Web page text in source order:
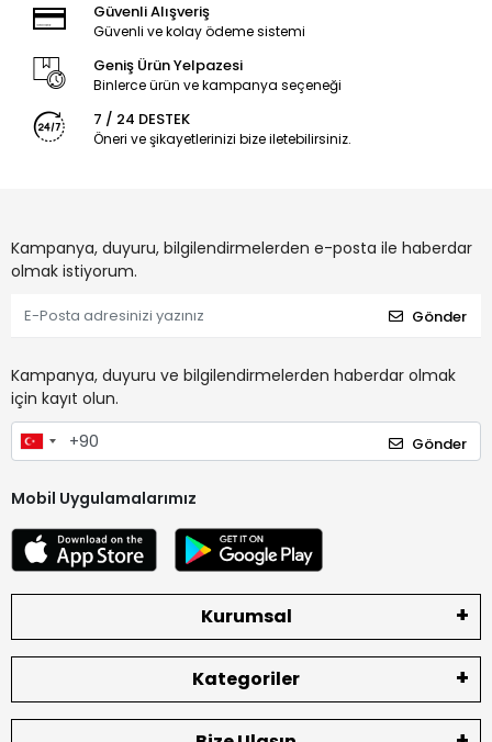
Güvenli Alışveriş
Güvenli ve kolay ödeme sistemi
Geniş Ürün Yelpazesi
Binlerce ürün ve kampanya seçeneği
7 / 24 DESTEK
Öneri ve şikayetlerinizi bize iletebilirsiniz.
Kampanya, duyuru, bilgilendirmelerden e-posta ile haberdar
olmak istiyorum.
Gönder
Kampanya, duyuru ve bilgilendirmelerden haberdar olmak
için kayıt olun.
Gönder
Mobil Uygulamalarımız
Kurumsal
Kategoriler